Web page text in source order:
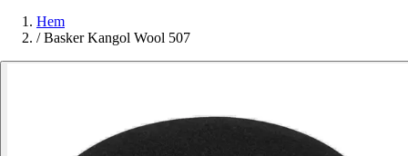
Hem
/ Basker Kangol Wool 507